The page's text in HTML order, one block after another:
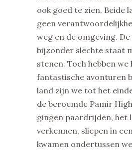
ook goed te zien. Beide
geen
weg en de omgeving.
bijzonder slechte staat
stenen. Toch hebben
fantastische avonturen
land zijn we tot het
de beroemde Pamir
gingen paardrijden, het
verkennen, sliepen in
kwamen ondertussen